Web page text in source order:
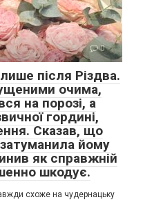
0
після Різдва.
очима,
на порозі, а
гордині,
Сказав, що
йому
як справжній
шкодує.
схоже на чудернацьку